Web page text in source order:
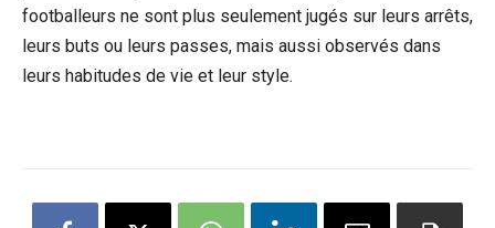
footballeurs ne sont plus seulement jugés sur leurs arrêts,
leurs buts ou leurs passes, mais aussi observés dans
leurs habitudes de vie et leur style.